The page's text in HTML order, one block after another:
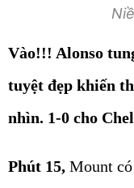
Vào!!! Alonso
tuyệt đẹp khiến
nhìn. 1-0 cho
Phút 15, Mount